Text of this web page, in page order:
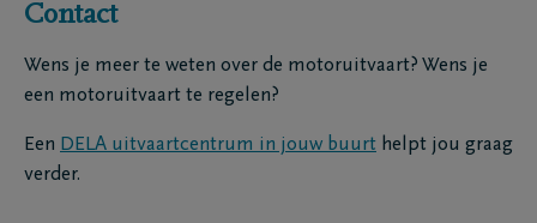
Contact
Wens je meer te weten over de motoruitvaart? Wens je
een motoruitvaart te regelen?
Een DELA uitvaartcentrum in jouw buurt helpt jou graag
verder.